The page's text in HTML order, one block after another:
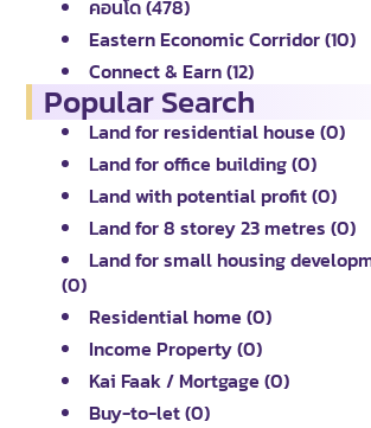
คอนโด (478)
Eastern Economic Corridor (10)
Connect & Earn (12)
Popular Search
Land for residential house (0)
Land for office building (0)
Land with potential profit (0)
Land for 8 storey 23 metres (0)
Land for small housing
(0)
Residential home (0)
Income Property (0)
Kai Faak / Mortgage (0)
Buy-to-let (0)